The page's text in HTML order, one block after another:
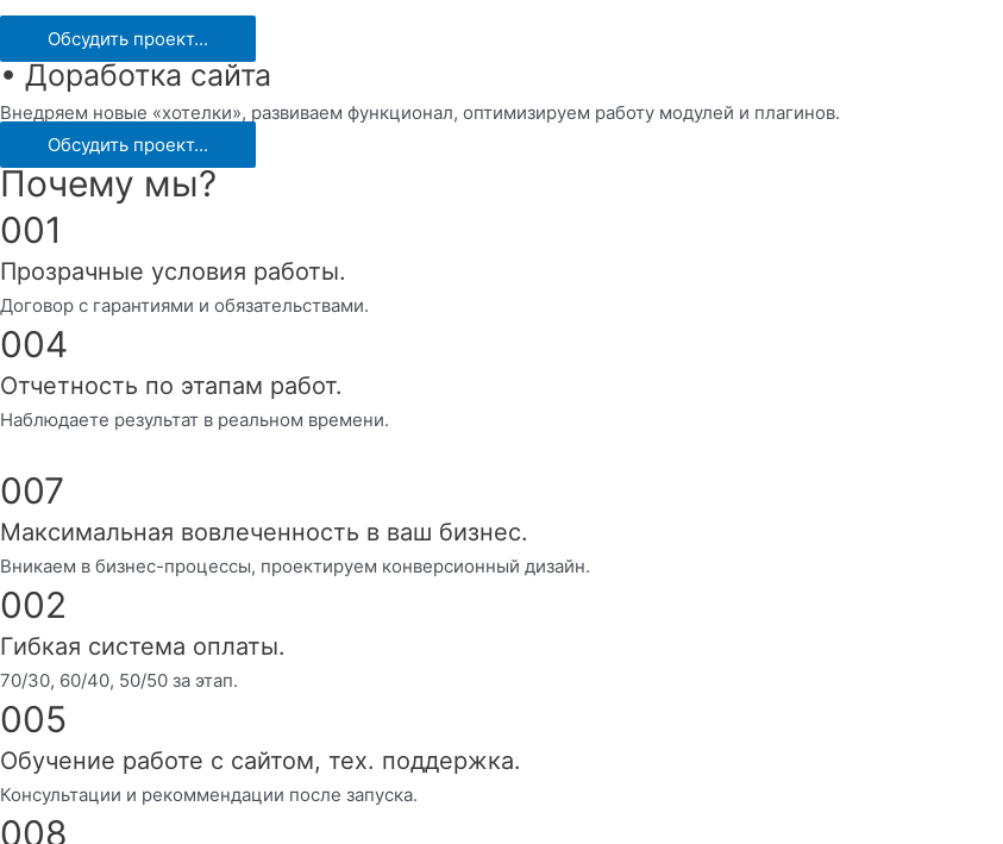
Обсудить проект...
• Доработка сайта
Внедряем новые «хотелки», развиваем функционал, оптимизируем работу модулей и плагинов.
Обсудить проект...
Почему мы?
001
Прозрачные условия работы.
Договор с гарантиями и обязательствами.
004
Отчетность по этапам работ.
Наблюдаете результат в реальном времени.
007
Максимальная вовлеченность в ваш бизнес.
Вникаем в бизнес-процессы, проектируем конверсионный дизайн.
002
Гибкая система оплаты.
70/30, 60/40, 50/50 за этап.
005
Обучение работе с сайтом, тех. поддержка.
Консультации и рекоммендации после запуска.
008